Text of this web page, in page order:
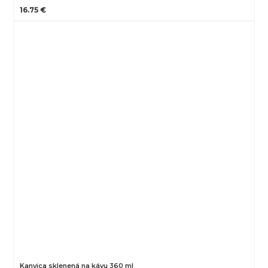
16.75 €
Kanvica sklenená na kávu 360 ml